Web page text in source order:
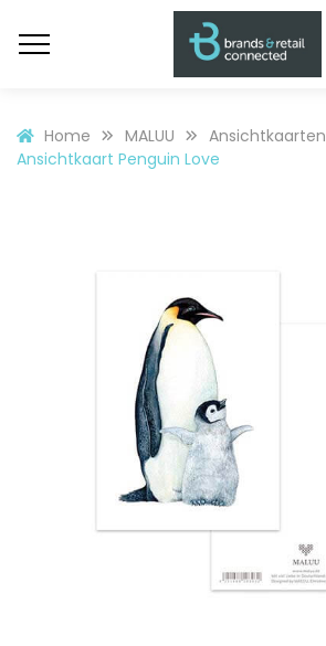
Home MALUU
Ansichtkaarten
Ansichtkaart Penguin Love